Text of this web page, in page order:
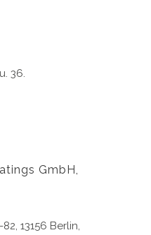
36.
GmbH,
13156 Berlin,